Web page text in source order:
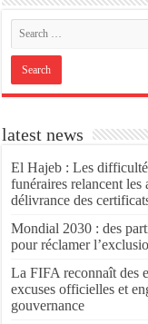
latest news
El Hajeb : Les
funéraires relancent les
délivrance des
Mondial 2030 : des
pour réclamer
La FIFA reconnaît des
excuses officielles et
gouvernance